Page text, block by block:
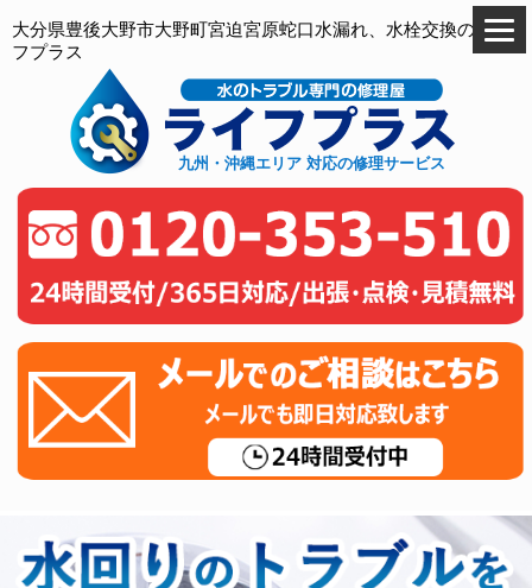
大分県豊後大野市大野町宮迫宮原蛇口水漏れ、水栓交換のライ
フプラス
九州・沖縄エリア 対応の修理サービス